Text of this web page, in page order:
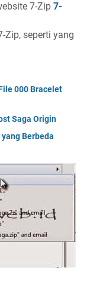
7-Zip 7-
Zip, seperti yang
000 Bracelet
Saga Origin
Berbeda